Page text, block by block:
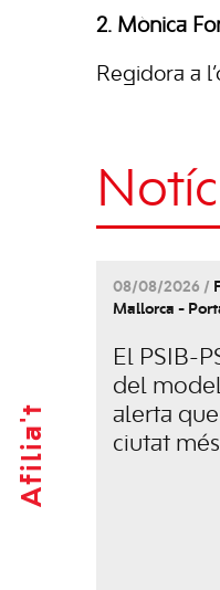
Afilia't
2. Mònica
Regidora a
08/08/2026 /
Mallorca -
El PSIB-
del
alerta
ciutat